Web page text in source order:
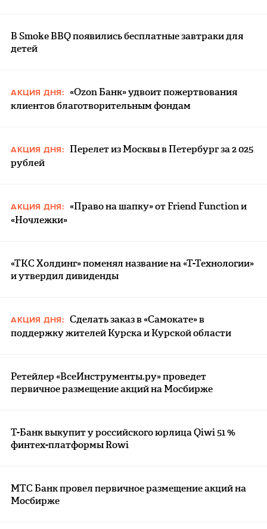
В Smoke BBQ появились бесплатные завтраки для
детей
АКЦИЯ ДНЯ:
«Ozon Банк» удвоит пожертвования
клиентов благотворительным фондам
АКЦИЯ ДНЯ: Перелет из Москвы в Петербург за 2 025
рублей
АКЦИЯ ДНЯ:
«Право на шапку» от Friend Function и
«Ночлежки»
«ТКС Холдинг» поменял название на «Т-Технологии»
и утвердил дивиденды
АКЦИЯ ДНЯ: Сделать заказ в «Самокате» в
поддержку жителей Курска и Курской области
Ретейлер «ВсеИнструменты.ру» проведет
первичное размещение акций на Мосбирже
Т-Банк выкупит у российского юрлица Qiwi 51 %
финтех-платформы Rowi
МТС Банк провел первичное размещение акций на
Мосбирже